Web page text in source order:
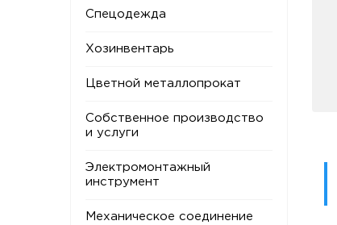
Спецодежда
Хозинвентарь
Цветной металлопрокат
Собственное производство
и услуги
Электромонтажный
инструмент
Механическое соединение